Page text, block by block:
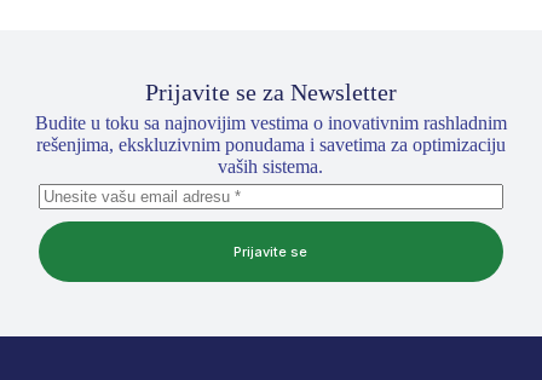
Prijavite se za Newsletter
Budite u toku sa najnovijim vestima o inovativnim rashladnim
rešenjima, ekskluzivnim ponudama i savetima za optimizaciju
vaših sistema.
Prijavite se